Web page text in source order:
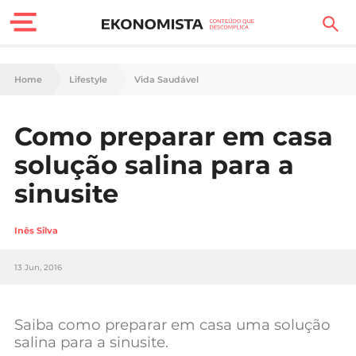
Finanças Pessoais
Carreira
Casa
Lifestyle
Sociedade
Negócios
Home Lifestyle Vida Saudável
Como preparar em casa
solução salina para a
sinusite
Inês Silva
13 Jun, 2016
Saiba como preparar em casa uma solução
salina para a sinusite.